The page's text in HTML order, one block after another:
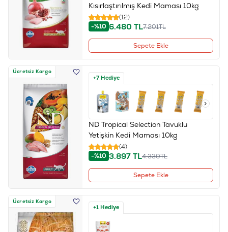
Kısırlaştırılmış Kedi Maması 10kg
(12)
-%10 6.480 TL7.201TL
Sepete Ekle
Ücretsiz Kargo
+7 Hediye
ND Tropical Selection Tavuklu
Yetişkin Kedi Maması 10kg
(4)
-%10 3.897TL4.330TL
Sepete Ekle
Ücretsiz Kargo
+1 Hediye